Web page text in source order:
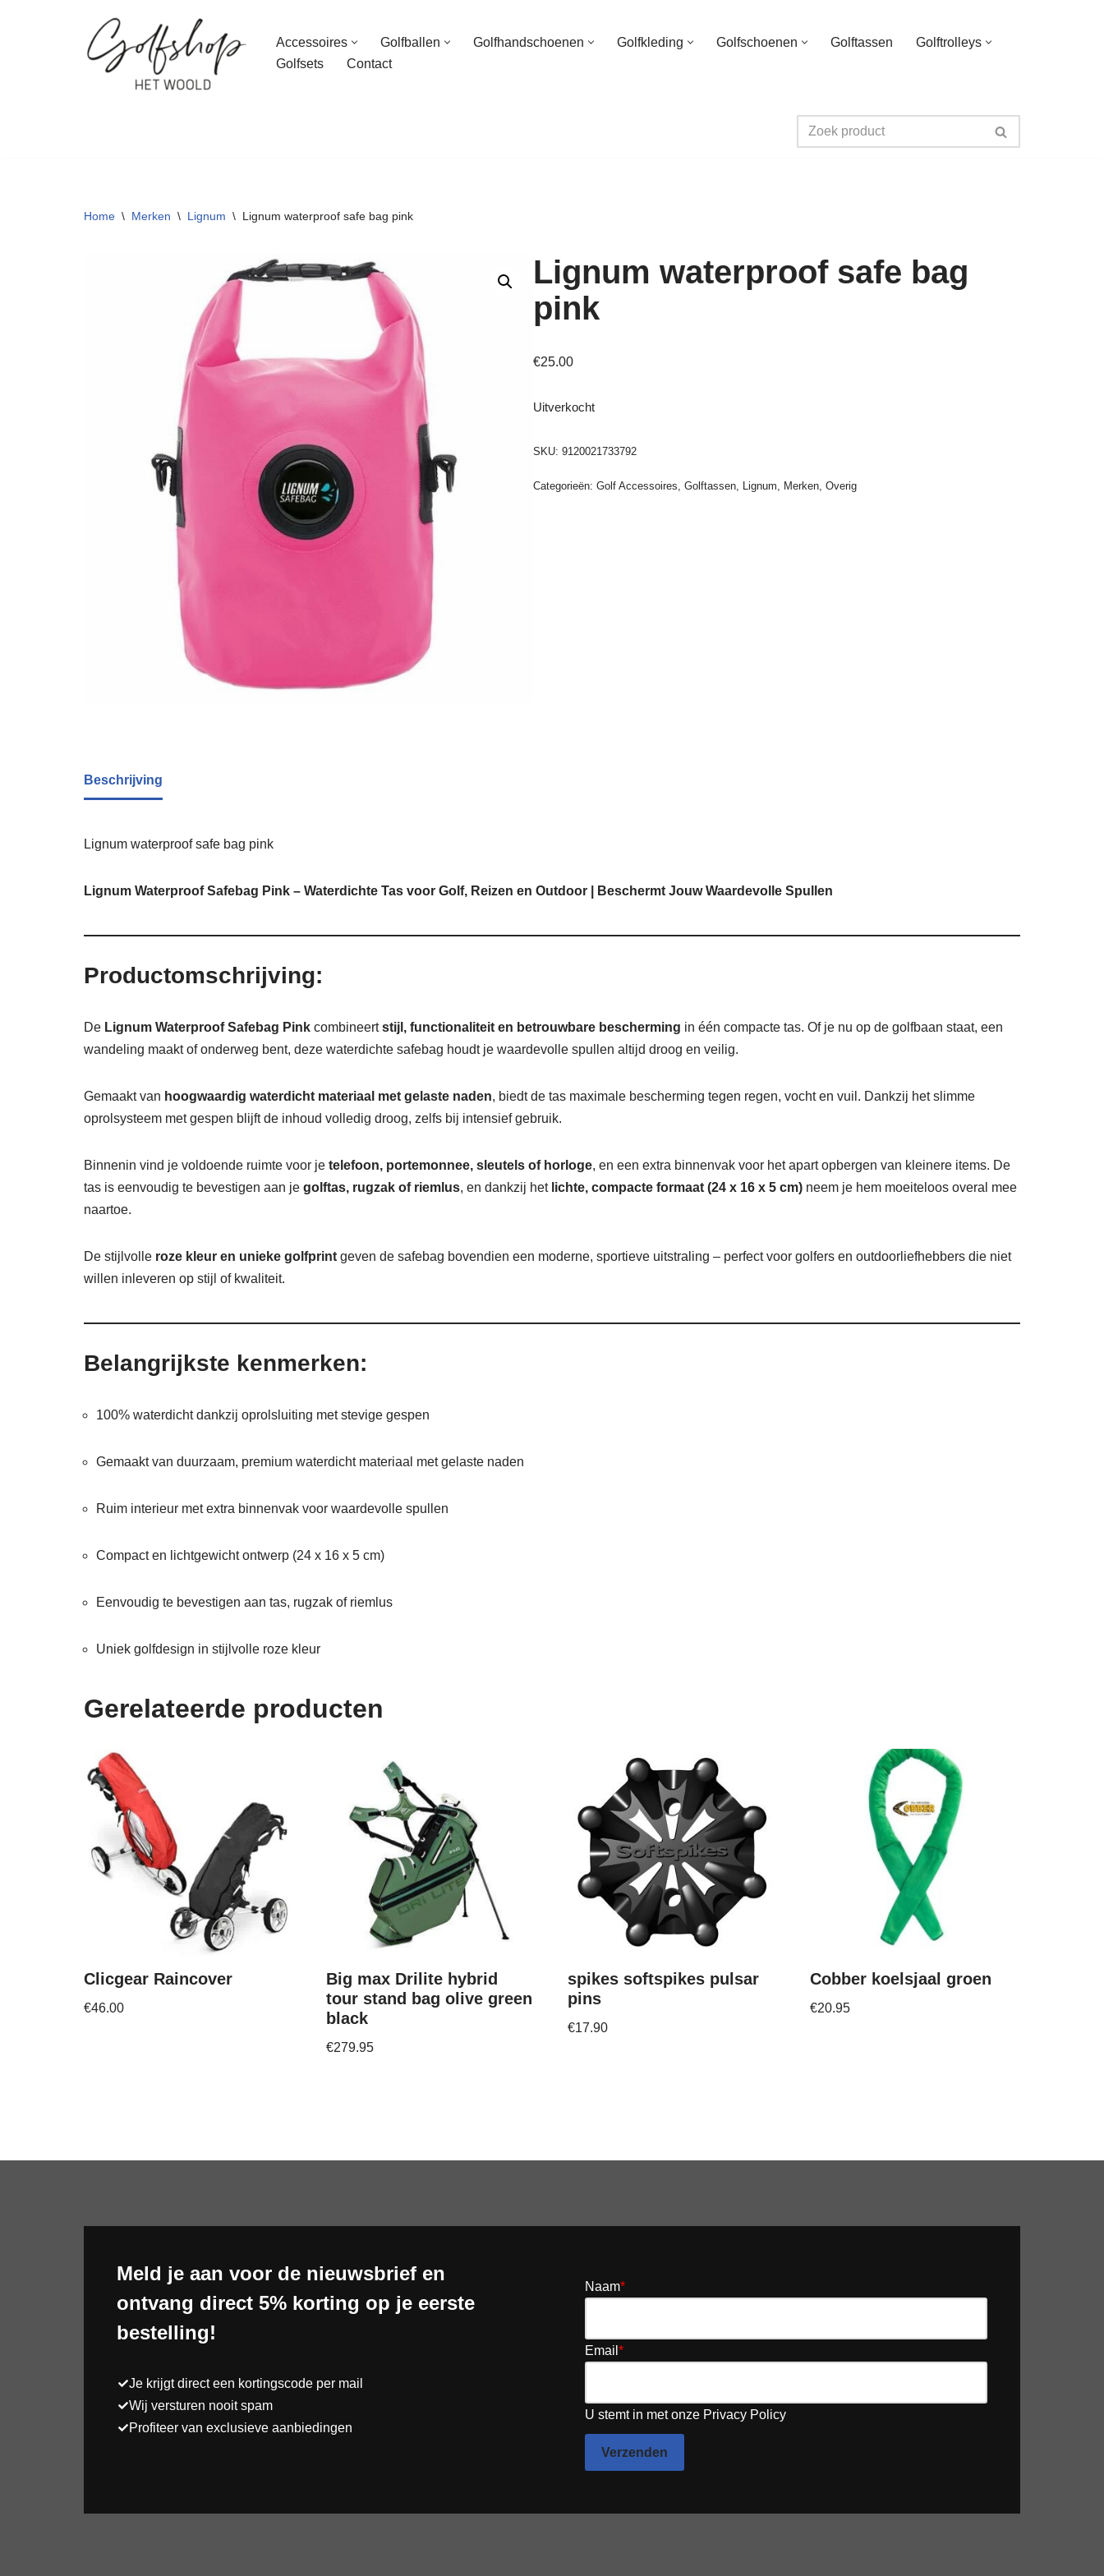
Accessoires Golfballen Golfhandschoenen Golfkleding Golfschoenen Golftassen
Golftrolleys
Golfsets
Contact
Home \ Merken \ Lignum \ Lignum waterproof safe bag pink
Lignum waterproof safe bag
pink
€25.00
Uitverkocht
SKU:9120021733792
Categorieën:Golf Accessoires,Golftassen, Lignum, Merken,Overig
Beschrijving
Lignum waterproof safe bag pink
Lignum Waterproof Safebag Pink – Waterdichte Tas voor Golf, Reizen en Outdoor | Beschermt Jouw Waardevolle Spullen
Productomschrijving:
De Lignum Waterproof Safebag Pink combineertstijl, functionaliteit en betrouwbare bescherming in één compacte tas. Of je nu op de golfbaan staat, een
wandeling maakt of onderweg bent, deze waterdichte safebag houdt je waardevolle spullen altijd droog en veilig.
Gemaakt van hoogwaardig waterdicht materiaal met gelaste naden, biedt de tas maximale bescherming tegen regen, vocht en vuil. Dankzij het slimme
oprolsysteem met gespen blijft de inhoud volledig droog, zelfs bij intensief gebruik.
Binnenin vind je voldoende ruimte voor je telefoon, portemonnee, sleutels of horloge, en een extra binnenvak voor het apart opbergen van kleinere items. De
tas is eenvoudig te bevestigen aan je golftas, rugzak of riemlus, en dankzij het lichte, compacte formaat (24 x 16 x 5 cm) neem je hem moeiteloos overal mee
naartoe.
De stijlvolle roze kleur en unieke golfprint geven de safebag bovendien een moderne, sportieve uitstraling – perfect voor golfers en outdoorliefhebbers die niet
willen inleveren op stijl of kwaliteit.
Belangrijkste kenmerken:
100% waterdicht dankzij oprolsluiting met stevige gespen
Gemaakt van duurzaam, premium waterdicht materiaal met gelaste naden
Ruim interieur met extra binnenvak voor waardevolle spullen
Compact en lichtgewicht ontwerp (24 x 16 x 5 cm)
Eenvoudig te bevestigen aan tas, rugzak of riemlus
Uniek golfdesign in stijlvolle roze kleur
Gerelateerde producten
Clicgear Raincover
€46.00
Big max Drilite hybrid
tour stand bag olive green
black
€279.95
spikes softspikes pulsar
pins
€17.90
Cobber koelsjaal groen
€20.95
Meld je aan voor de nieuwsbrief en
ontvang direct 5% korting op je eerste
bestelling!
Je krijgt direct een kortingscode per mail
Wij versturen nooit spam
Profiteer van exclusieve aanbiedingen
Naam*
Email *
U stemt in met onze Privacy Policy
Verzenden